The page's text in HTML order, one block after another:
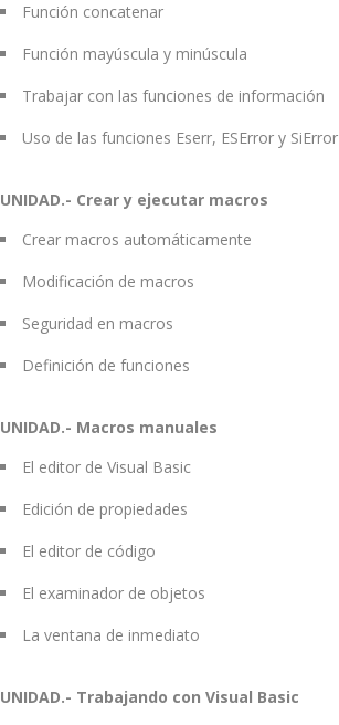
Función concatenar
Función mayúscula y minúscula
Trabajar con las funciones de información
Uso de las funciones Eserr, ESError y SiError
UNIDAD.- Crear y ejecutar macros
Crear macros automáticamente
Modificación de macros
Seguridad en macros
Definición de funciones
UNIDAD.- Macros manuales
El editor de Visual Basic
Edición de propiedades
El editor de código
El examinador de objetos
La ventana de inmediato
UNIDAD.- Trabajando con Visual Basic